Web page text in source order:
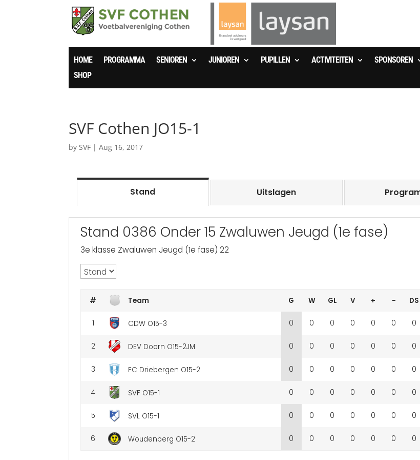
HOME PROGRAMMA SENIOREN JUNIOREN PUPILLEN ACTIVITEITEN SPONSOREN
SHOP
SVF Cothen JO15-1
by SVF |Aug 16, 2017
Stand Uitslagen
Stand 0386 Onder 15 Zwaluwen Jeugd (1e fase)
3e klasse Zwaluwen Jeugd (1e fase) 22
# Team G W GL V + - DS
1 CDW O15-3 0 0 0 0 0 0 0
2 DEV Doorn O15-2JM 0 0 0 0 0 0 0
3 FC Driebergen O15-2 0 0 0 0 0 0 0
4 SVF O15-1 0 0 0 0 0 0 0
5 SVL O15-1 0 0 0 0 0 0 0
6 Woudenberg O15-2 0 0 0 0 0 0 0